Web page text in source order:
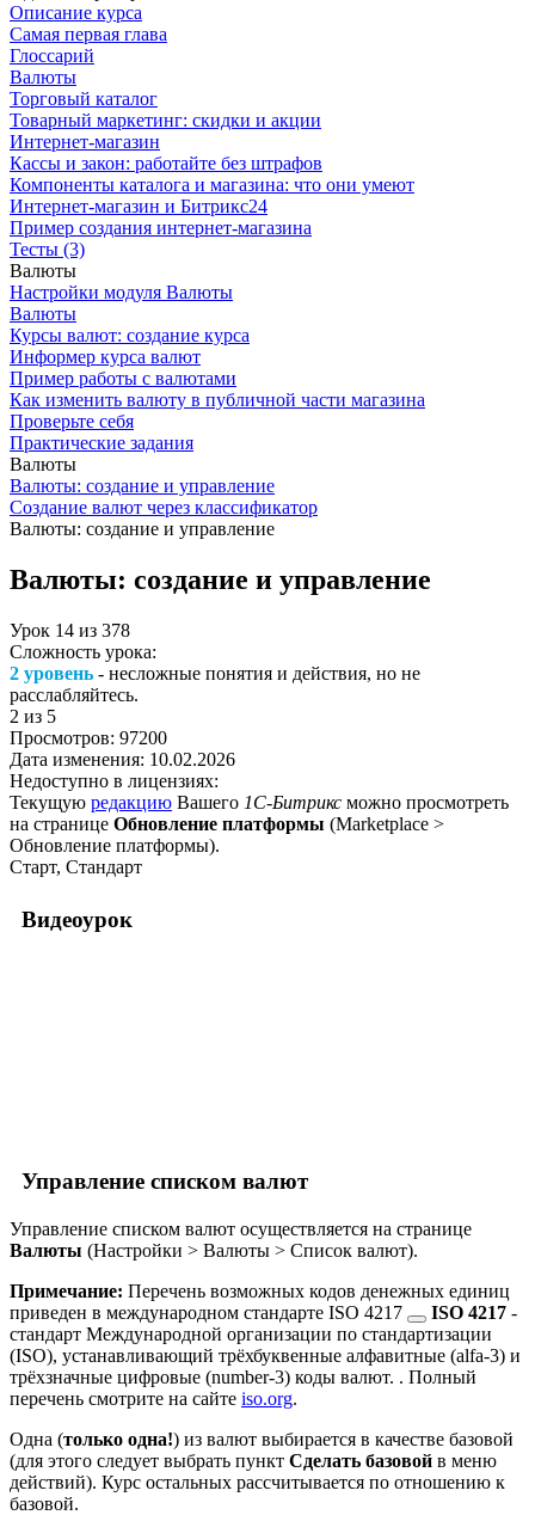
Описание курса
Самая первая глава
Глоссарий
Валюты
Торговый каталог
Товарный маркетинг: скидки и акции
Интернет-магазин
Кассы и закон: работайте без штрафов
Компоненты каталога и магазина: что они умеют
Интернет-магазин и Битрикс24
Пример создания интернет-магазина
Тесты (3)
Валюты
Настройки модуля Валюты
Валюты
Курсы валют: создание курса
Информер курса валют
Пример работы с валютами
Как изменить валюту в публичной части магазина
Проверьте себя
Практические задания
Валюты
Валюты: создание и управление
Создание валют через классификатор
Валюты: создание и управление
Валюты: создание и управление
Урок 14 из 378
Сложность урока:
2 уровень - несложные понятия и действия, но не
расслабляйтесь.
2 из 5
Просмотров: 97200
Дата изменения: 10.02.2026
Недоступно в лицензиях:
Текущую редакцию Вашего 1С-Битрикс можно просмотреть
на странице Обновление платформы (Marketplace >
Обновление платформы).
Старт, Стандарт
Видеоурок
Управление списком валют
Управление списком валют осуществляется на странице
Валюты (Настройки > Валюты > Список валют).
Примечание: Перечень возможных кодов денежных единиц
приведен в международном стандарте ISO 4217 ISO 4217 -
стандарт Международной организации по стандартизации
(ISO), устанавливающий трёхбуквенные алфавитные (alfa-3) и
трёхзначные цифровые (number-3) коды валют. . Полный
перечень смотрите на сайте iso.org.
Одна (только одна!) из валют выбирается в качестве базовой
(для этого следует выбрать пункт Сделать базовой в меню
действий). Курс остальных рассчитывается по отношению к
базовой.